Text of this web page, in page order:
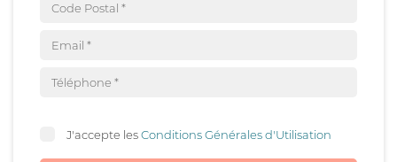
J'accepte lesConditions Générales d'Utilisation